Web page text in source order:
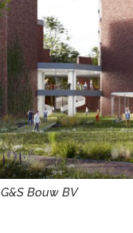
G&S Bouw BV